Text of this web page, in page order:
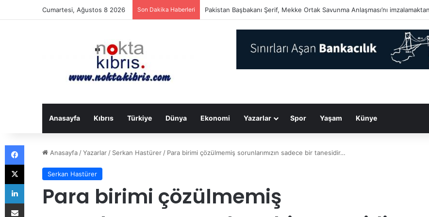
Cumartesi, Ağustos 8 2026 Son Dakika Haberleri Anıların acı olanı hiç unutulmaz…
Anasayfa Kıbrıs Türkiye Dünya Ekonomi Yazarlar Spor Yaşam Künye
Anasayfa /Yazarlar / Serkan Hastürer / Para birimi çözülmemiş sorunlarımızın sadece bir tanesidir…
Serkan Hastürer
Para birimi çözülmemiş